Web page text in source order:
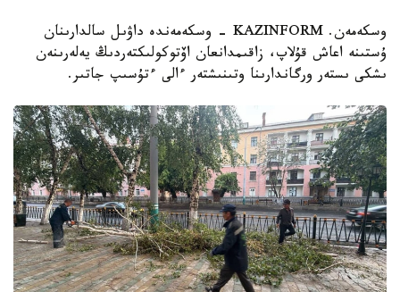
وسكەمەن. KAZINFORM - وسكەمەندە داۋىل سالدارىنان
ۇستىنە اعاش قۇلاپ، زاقىمدانعان اۆتوكولىكتەردىڭ يەلەرىنەن
ىشكى ىستەر ورگاندارىنا وتىنىشتەر ءالى ءتۇسىپ جاتىر.